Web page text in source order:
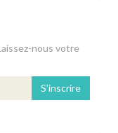
nous votre
S'inscrire